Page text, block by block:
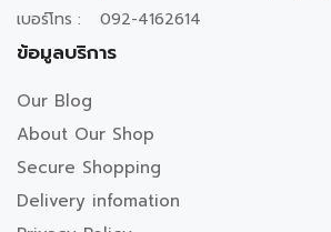
เบอร์โทร :
092-4162614
ข้อมูลบริการ
Our Blog
About Our Shop
Secure Shopping
Delivery infomation